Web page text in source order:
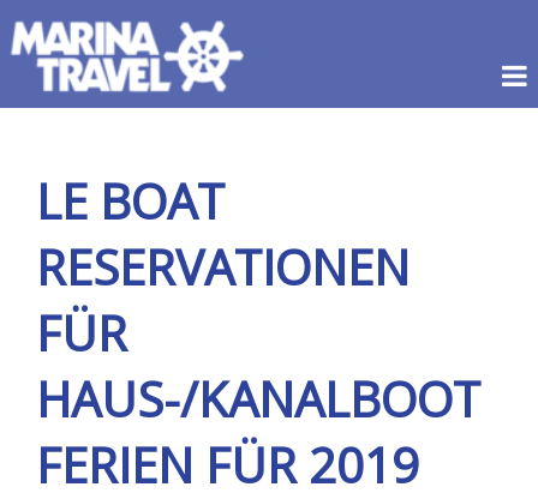
LE BOAT
RESERVATIONEN
FÜR
HAUS-/KANALBOOT
FERIEN FÜR 2019